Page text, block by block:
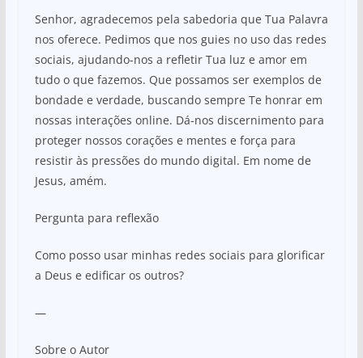
Senhor, agradecemos pela sabedoria que Tua Palavra
nos oferece. Pedimos que nos guies no uso das redes
sociais, ajudando-nos a refletir Tua luz e amor em
tudo o que fazemos. Que possamos ser exemplos de
bondade e verdade, buscando sempre Te honrar em
nossas interações online. Dá-nos discernimento para
proteger nossos corações e mentes e força para
resistir às pressões do mundo digital. Em nome de
Jesus, amém.
Pergunta para reflexão
Como posso usar minhas redes sociais para glorificar
a Deus e edificar os outros?
—
Sobre o Autor